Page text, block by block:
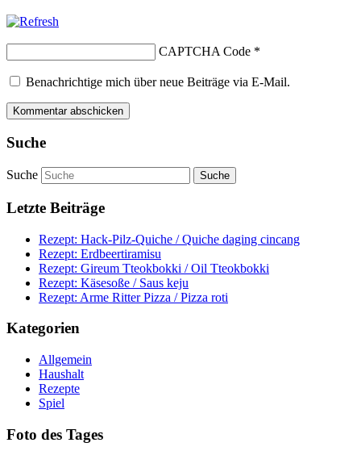
CAPTCHA Code *
Benachrichtige mich über neue Beiträge via E-Mail.
Suche
Suche
Letzte Beiträge
Rezept: Hack-Pilz-Quiche / Quiche daging cincang
Rezept: Erdbeertiramisu
Rezept: Gireum Tteokbokki / Oil Tteokbokki
Rezept: Käsesoße / Saus keju
Rezept: Arme Ritter Pizza / Pizza roti
Kategorien
Allgemein
Haushalt
Rezepte
Spiel
Foto des Tages